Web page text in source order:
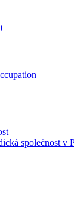
společnost v